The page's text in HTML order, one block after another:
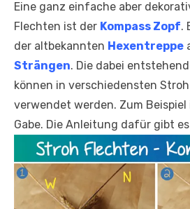
Eine ganz einfache aber
Flechten ist der Kompass Zopf.
der altbekannten Hexentreppe
Strängen. Die dabei
können in verschiedensten
verwendet werden. Zum Beispiel
Gabe. Die Anleitung dafür gibt es